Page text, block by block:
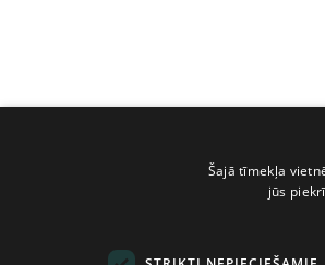
Šajā tīmekļa
jūs